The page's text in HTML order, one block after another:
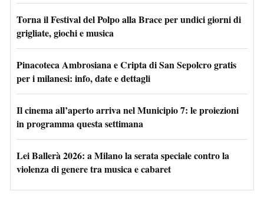
Torna il Festival del Polpo alla Brace per undici giorni di
grigliate, giochi e musica
Pinacoteca Ambrosiana e Cripta di San Sepolcro gratis
per i milanesi: info, date e dettagli
Il cinema all’aperto arriva nel Municipio 7: le proiezioni
in programma questa settimana
Lei Ballerà 2026: a Milano la serata speciale contro la
violenza di genere tra musica e cabaret